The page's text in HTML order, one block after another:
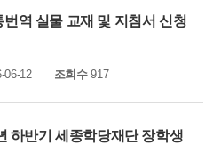
번역 실물 교재 및 지침서 신청
06-12 조회수917
하반기 세종학당재단 장학생